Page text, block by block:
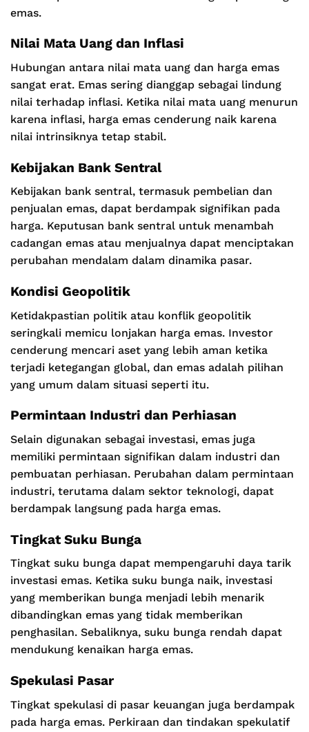
emas.
Nilai Mata Uang dan Inflasi
Hubungan antara nilai mata uang dan harga emas
sangat erat. Emas sering dianggap sebagai lindung
nilai terhadap inflasi. Ketika nilai mata uang menurun
karena inflasi, harga emas cenderung naik karena
nilai intrinsiknya tetap stabil.
Kebijakan Bank Sentral
Kebijakan bank sentral, termasuk pembelian dan
penjualan emas, dapat berdampak signifikan pada
harga. Keputusan bank sentral untuk menambah
cadangan emas atau menjualnya dapat menciptakan
perubahan mendalam dalam dinamika pasar.
Kondisi Geopolitik
Ketidakpastian politik atau konflik geopolitik
seringkali memicu lonjakan harga emas. Investor
cenderung mencari aset yang lebih aman ketika
terjadi ketegangan global, dan emas adalah pilihan
yang umum dalam situasi seperti itu.
Permintaan Industri dan Perhiasan
Selain digunakan sebagai investasi, emas juga
memiliki permintaan signifikan dalam industri dan
pembuatan perhiasan. Perubahan dalam permintaan
industri, terutama dalam sektor teknologi, dapat
berdampak langsung pada harga emas.
Tingkat Suku Bunga
Tingkat suku bunga dapat mempengaruhi daya tarik
investasi emas. Ketika suku bunga naik, investasi
yang memberikan bunga menjadi lebih menarik
dibandingkan emas yang tidak memberikan
penghasilan. Sebaliknya, suku bunga rendah dapat
mendukung kenaikan harga emas.
Spekulasi Pasar
Tingkat spekulasi di pasar keuangan juga berdampak
pada harga emas. Perkiraan dan tindakan spekulatif